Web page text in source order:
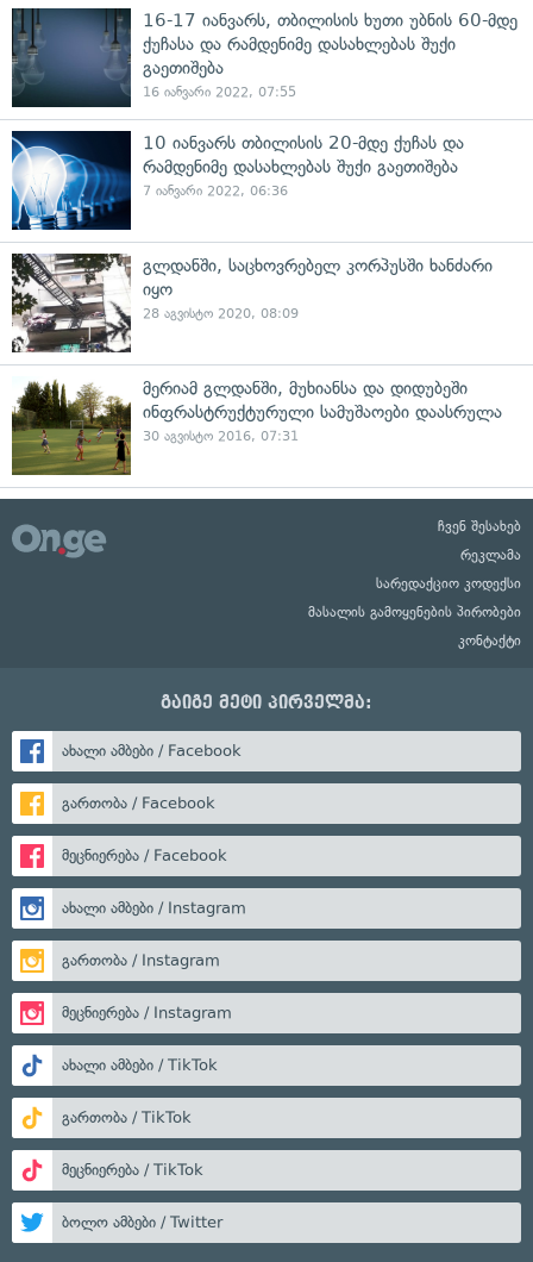
16-17 იანვარს, თბილისის ხუთი უბნის 60-მდე
ქუჩასა და რამდენიმე დასახლებას შუქი
გაეთიშება
16 იანვარი 2022, 07:55
10 იანვარს თბილისის 20-მდე ქუჩას და
რამდენიმე დასახლებას შუქი გაეთიშება
7 იანვარი 2022, 06:36
გლდანში, საცხოვრებელ კორპუსში ხანძარი
იყო
28 აგვისტო 2020, 08:09
მერიამ გლდანში, მუხიანსა და დიდუბეში
ინფრასტრუქტურული სამუშაოები დაასრულა
30 აგვისტო 2016, 07:31
ჩვენ შესახებ
რეკლამა
სარედაქციო კოდექსი
მასალის გამოყენების პირობები
კონტაქტი
გაიგე მეტი პირველმა:
ახალი ამბები / Facebook
გართობა / Facebook
მეცნიერება / Facebook
ახალი ამბები / Instagram
გართობა / Instagram
მეცნიერება / Instagram
ახალი ამბები / TikTok
გართობა / TikTok
მეცნიერება / TikTok
ბოლო ამბები / Twitter